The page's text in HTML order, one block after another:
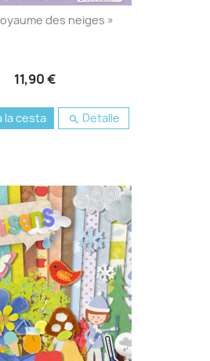
des neiges »
11,90 €
la cesta  Detalle